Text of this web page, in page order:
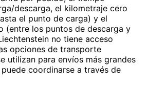
descarga, el kilometraje cero
el punto de carga) y el
(entre los puntos de descarga y
no tiene acceso
opciones de transporte
utilizan para envíos más grandes
coordinarse a través de